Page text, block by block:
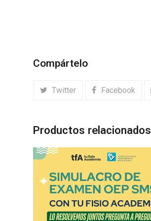
Compártelo
Twitter Facebook
Productos relacionados